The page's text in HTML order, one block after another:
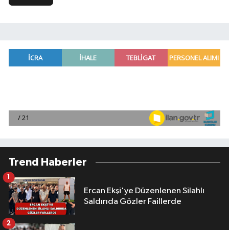
Trend Haberler
Ercan Ekşi'ye Düzenlenen Silahlı
Saldırıda Gözler Faillerde
1
2